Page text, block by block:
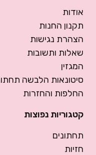
אודות
תקנון החנות
הצהרת נגישות
שאלות ותשובות
המגזין
סיטונאות הלבשה
החלפות והחזרות
קטגוריות נפוצות
תחתונים
חזיות